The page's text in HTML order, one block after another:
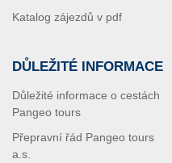
Katalog zájezdů v pdf
DŮLEŽITÉ INFORMACE
Důležité informace o cestách
Pangeo tours
Přepravní řád Pangeo tours
a.s.